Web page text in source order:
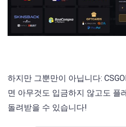
하지만 그뿐만이 아닙니다:
면 아무것도 입금하지 않고도 플
돌려받을 수 있습니다!